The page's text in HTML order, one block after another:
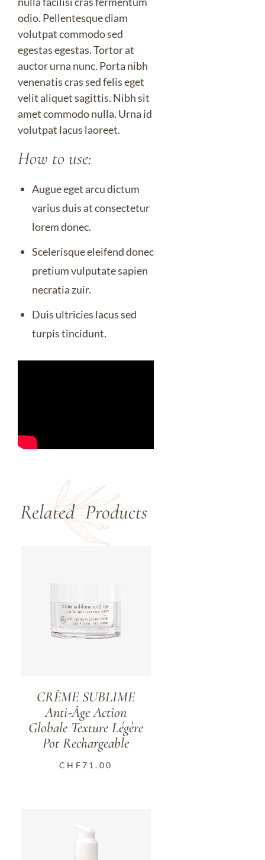
odio. Pellentesque diam
volutpat commodo sed
egestas egestas. Tortor at
auctor urna nunc. Porta nibh
venenatis cras sed felis eget
velit aliquet sagittis. Nibh sit
amet commodo nulla. Urna id
volutpat lacus laoreet.
How to use:
Augue eget arcu dictum
varius duis at consectetur
lorem donec.
Scelerisque eleifend donec
pretium vulputate sapien
necratia zuir.
Duis ultricies lacus sed
turpis tincidunt.
Related Products
CRÈME SUBLIME
Anti-Âge Action
Globale Texture Légère
Pot Rechargeable
CHF71.00